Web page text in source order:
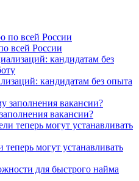
всей России
кандидатам без опыта
вакансии?
могут устанавливать